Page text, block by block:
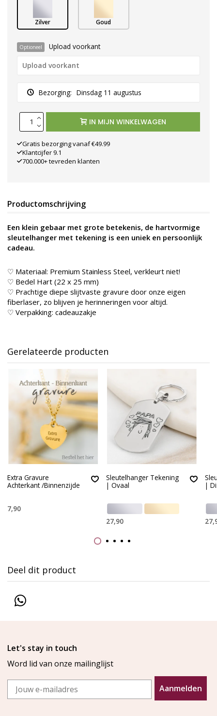
Zilver Goud
Optioneel Upload voorkant
Bezorging: Dinsdag 11 augustus
IN MIJN WINKELWAGEN
Gratis bezorging vanaf €49.99
Klantcijfer 9.1
700.000+ tevreden klanten
Productomschrijving
Een klein gebaar met grote betekenis, de hartvormige
sleutelhanger met tekening is een uniek en persoonlijk
cadeau.
♡ Materiaal: Premium Stainless Steel, verkleurt niet!
♡ Bedel Hart (22 x 25 mm)
♡ Prachtige diepe slijtvaste gravure door onze eigen
fiberlaser, zo blijven je herinneringen voor altijd.
♡ Verpakking: cadeauzakje
Gerelateerde producten
Extra Gravure
Achterkant /Binnenzijde
7,90
Sleutelhanger Tekening
| Ovaal
27,90
|
Deel dit product
Let's stay in touch
Word lid van onze mailinglijst
Email
Aanmelden